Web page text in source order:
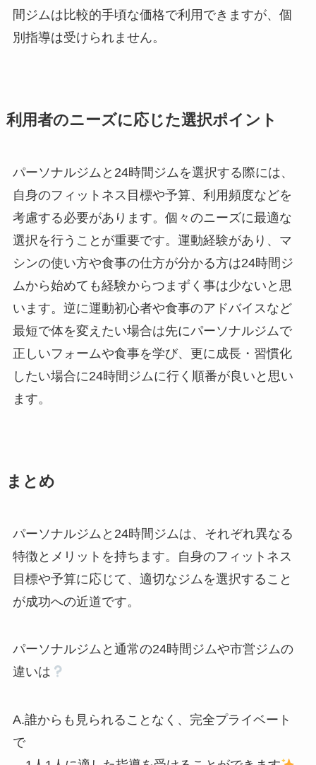
間ジムは比較的手頃な価格で利用できますが、個
別指導は受けられません。
利用者のニーズに応じた選択ポイント
パーソナルジムと24時間ジムを選択する際には、
自身のフィットネス目標や予算、利用頻度などを
考慮する必要があります。個々のニーズに最適な
選択を行うことが重要です。運動経験があり、マ
シンの使い方や食事の仕方が分かる方は24時間ジ
ムから始めても経験からつまずく事は少ないと思
います。逆に運動初心者や食事のアドバイスなど
最短で体を変えたい場合は先にパーソナルジムで
正しいフォームや食事を学び、更に成長・習慣化
したい場合に24時間ジムに行く順番が良いと思い
ます。
まとめ
パーソナルジムと24時間ジムは、それぞれ異なる
特徴とメリットを持ちます。自身のフィットネス
目標や予算に応じて、適切なジムを選択すること
が成功への近道です。
パーソナルジムと通常の24時間ジムや市営ジムの
違いは
A.誰からも見られることなく、完全プライベート
で